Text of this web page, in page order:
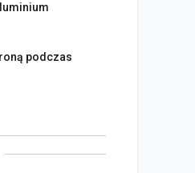
podczas